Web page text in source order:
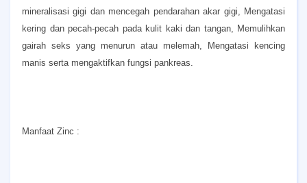
mineralisasi gigi dan mencegah pendarahan akar gigi, Mengatasi
kering dan pecah-pecah pada kulit kaki dan tangan, Memulihkan
gairah seks yang menurun atau melemah, Mengatasi kencing
manis serta mengaktifkan fungsi pankreas.
Manfaat Zinc :